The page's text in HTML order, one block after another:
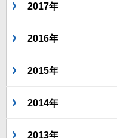
2017年
2016年
2015年
2014年
2013年